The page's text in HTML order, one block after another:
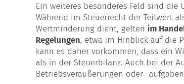
Ein weiteres besonderes Feld sind die
Während im Steuerrecht der Teilwert
Wertminderung dient, gelten im
Regelungen, etwa im Hinblick auf die
kann es daher vorkommen, dass ein
als in der Steuerbilanz. Auch bei der
Betriebsveräußerungen oder -